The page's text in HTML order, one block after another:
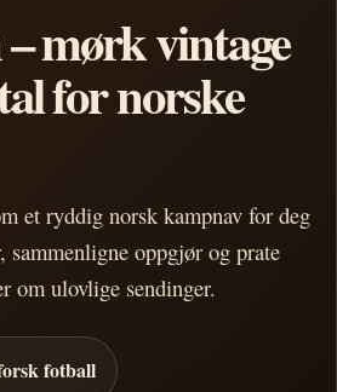
mørk vintage
for norske
et ryddig norsk kampnav for deg
sammenligne oppgjør og prate
om ulovlige sendinger.
fotball